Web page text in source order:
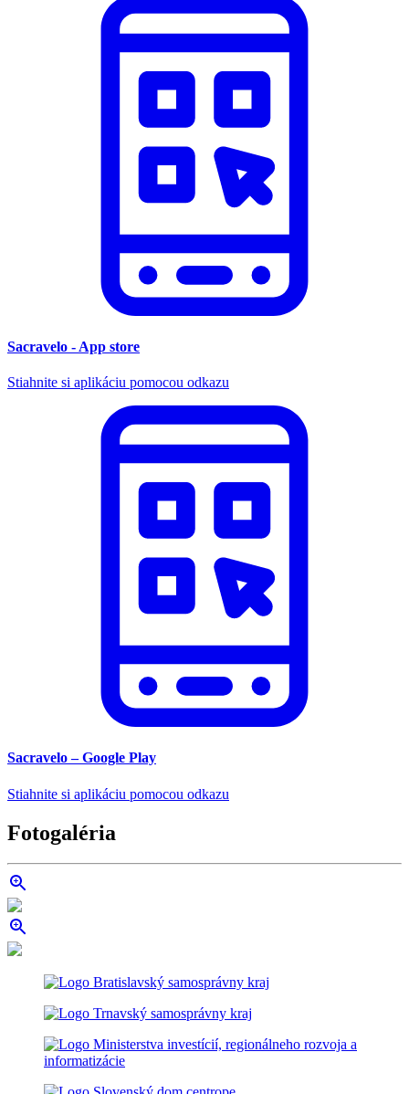
Sacravelo - App store
Stiahnite si aplikáciu pomocou odkazu
Sacravelo – Google Play
Stiahnite si aplikáciu pomocou odkazu
Fotogaléria